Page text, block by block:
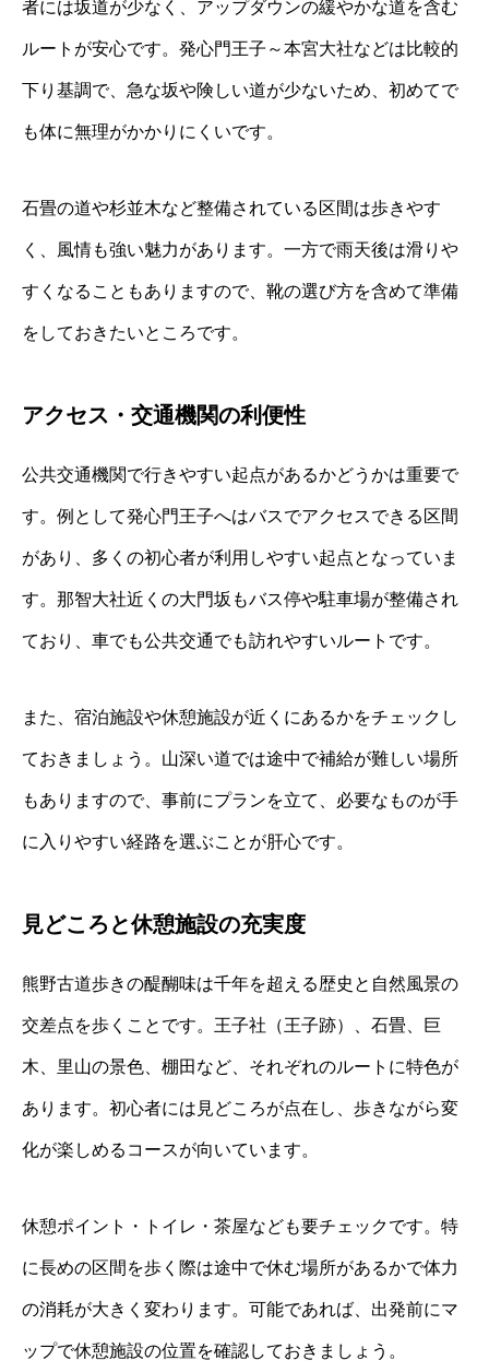
者には坂道が少なく、アップダウンの緩やかな道を含む
ルートが安心です。発心門王子～本宮大社などは比較的
下り基調で、急な坂や険しい道が少ないため、初めてで
も体に無理がかかりにくいです。
石畳の道や杉並木など整備されている区間は歩きやす
く、風情も強い魅力があります。一方で雨天後は滑りや
すくなることもありますので、靴の選び方を含めて準備
をしておきたいところです。
アクセス・交通機関の利便性
公共交通機関で行きやすい起点があるかどうかは重要で
す。例として発心門王子へはバスでアクセスできる区間
があり、多くの初心者が利用しやすい起点となっていま
す。那智大社近くの大門坂もバス停や駐車場が整備され
ており、車でも公共交通でも訪れやすいルートです。
また、宿泊施設や休憩施設が近くにあるかをチェックし
ておきましょう。山深い道では途中で補給が難しい場所
もありますので、事前にプランを立て、必要なものが手
に入りやすい経路を選ぶことが肝心です。
見どころと休憩施設の充実度
熊野古道歩きの醍醐味は千年を超える歴史と自然風景の
交差点を歩くことです。王子社（王子跡）、石畳、巨
木、里山の景色、棚田など、それぞれのルートに特色が
あります。初心者には見どころが点在し、歩きながら変
化が楽しめるコースが向いています。
休憩ポイント・トイレ・茶屋なども要チェックです。特
に長めの区間を歩く際は途中で休む場所があるかで体力
の消耗が大きく変わります。可能であれば、出発前にマ
ップで休憩施設の位置を確認しておきましょう。